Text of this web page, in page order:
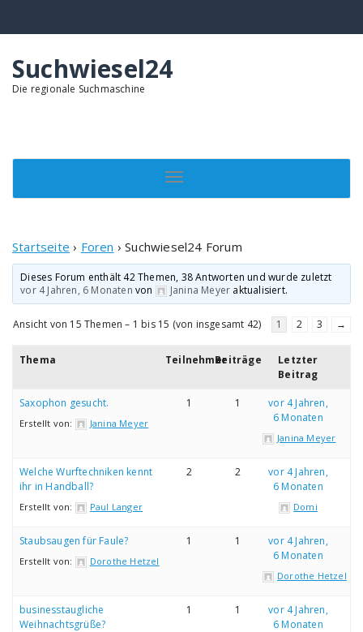
Suchwiesel24
Die regionale Suchmaschine
Toggle navigation
Startseite › Foren › Suchwiesel24 Forum
Dieses Forum enthält 42 Themen, 38 Antworten und wurde zuletzt
vor 4 Jahren, 6 Monaten von Janina Meyer aktualisiert.
Ansicht von 15 Themen – 1 bis 15 (von insgesamt 42) 1 2 3 →
Thema TeilnehmerBeiträge
Letzter
Beitrag
Saxophon gesucht.
Erstellt von: Janina Meyer
1 1
vor 4 Jahren,
6 Monaten
Janina Meyer
Welche Wurftechniken kennt
ihr in Handball?
Erstellt von: Paul Langer
2 2
vor 4 Jahren,
6 Monaten
Domi
Staubsaugen für Faule?
Erstellt von: Dorothe Hetzel
1 1
vor 4 Jahren,
6 Monaten
Dorothe Hetzel
businesstaugliche
Weihnachtsgrüße?
1 1
vor 4 Jahren,
6 Monaten